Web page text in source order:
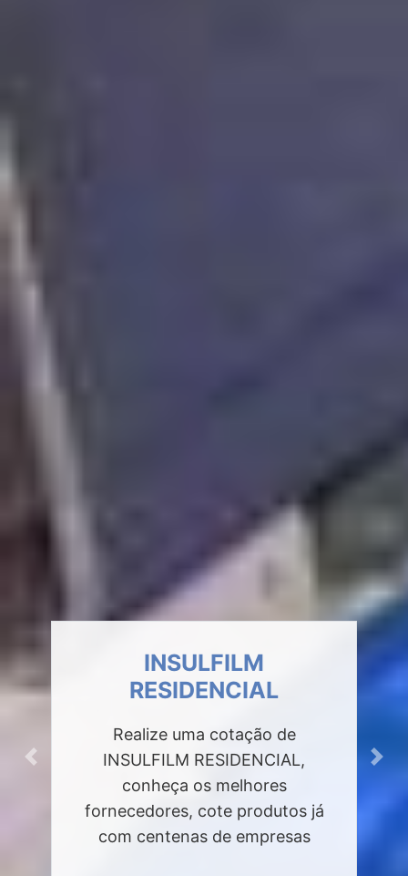
INSULFILM
RESIDENCIAL
Realize uma cotação de
INSULFILM RESIDENCIAL,
conheça os melhores
fornecedores, cote produtos já
com centenas de empresas
Previous Next